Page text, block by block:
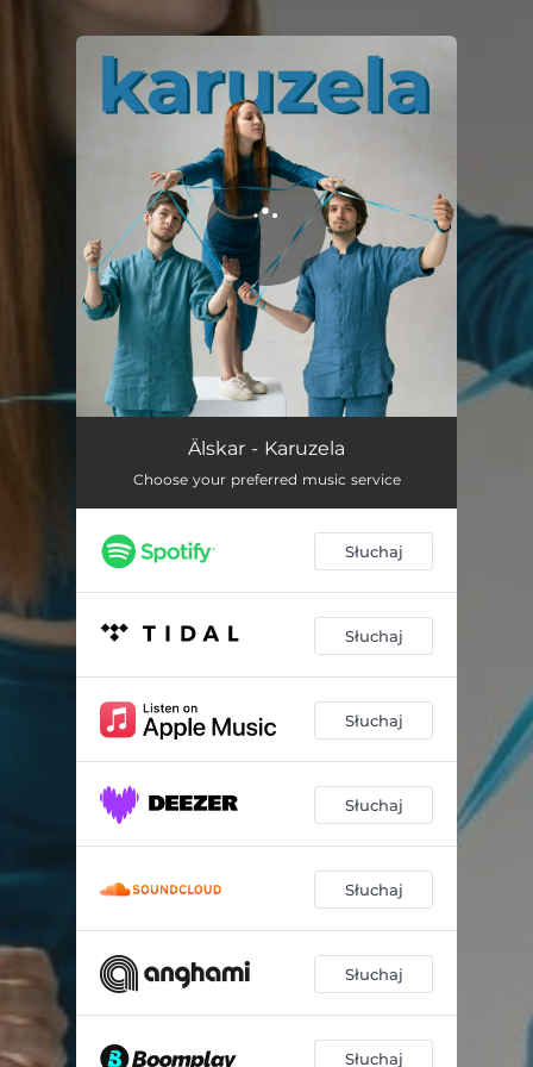
You're all set!
Älskar - Karuzela
Choose your preferred music service
Słuchaj
Słuchaj
Słuchaj
Słuchaj
Słuchaj
Słuchaj
Słuchaj